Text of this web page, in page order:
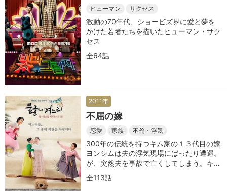
ヒューマン サクセス
激動の70年代、ショービズ界に愛と夢を
かけた若者たちを描いたヒューマン・サク
セス
全64話
2011年
不屈の嫁
恋愛 家族 不倫・浮気
300年の伝統を持つキム家の１３代目の嫁
ヨンシムは夫の浮気現場にばったり遭遇。
が、突然夫を事故で亡くしてしまう。キム
家に残ったヨンシムは新たな道を切り開い
ていく
全113話